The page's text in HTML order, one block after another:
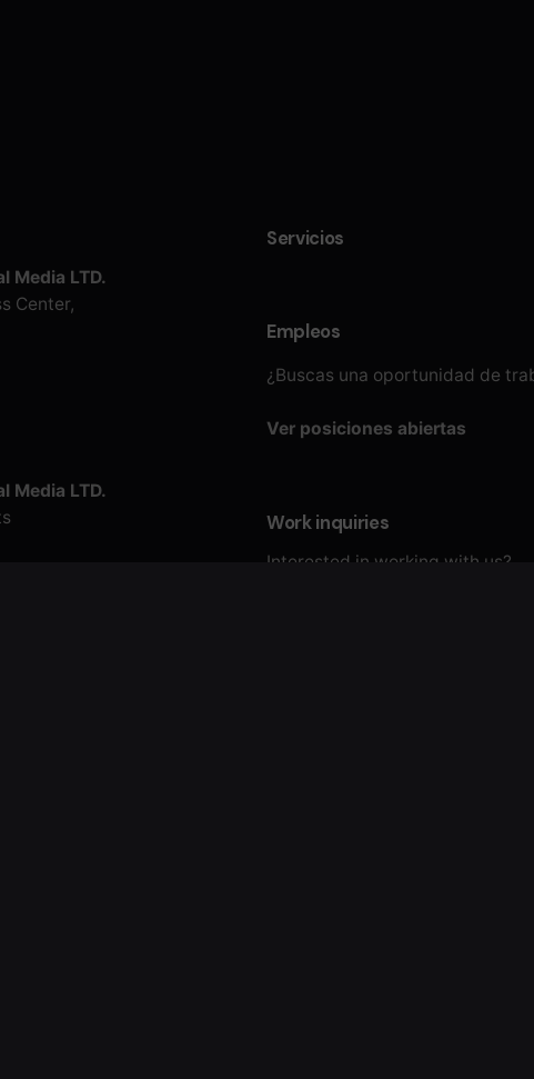
Media LTD.
Center,
Media LTD.
Servicios
Empleos
¿Buscas una oportunidad de
Ver posiciones abiertas
Work inquiries
Interested in working with us?